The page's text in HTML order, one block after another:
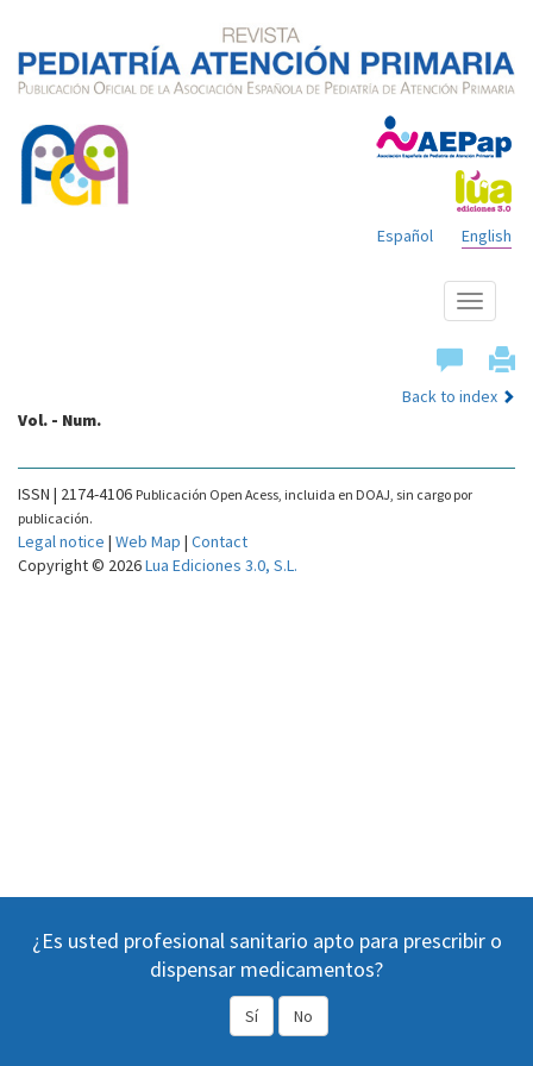
English
Español
Show
menu
Back to index
Vol. - Num.
¿Es usted profesional sanitario apto para prescribir o
dispensar medicamentos?
Sí No
ISSN | 2174-4106 Publicación Open Acess, incluida en DOAJ, sin cargo por
publicación.
Legal notice | Web Map | Contact
Copyright © 2026Lua Ediciones 3.0, S.L.